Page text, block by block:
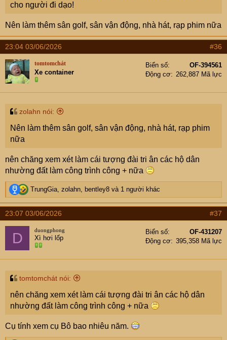
cho người đi dạo!
Nên làm thêm sân golf, sân vận động, nhà hát, rạp phim nữa
23:04 03/06/2026 #36
tomtomchát
Xe container
Biển số
OF-394561
Động cơ
262,887 Mã lực
zolahn nói:
Nên làm thêm sân golf, sân vận động, nhà hát, rạp phim
nữa
nên chăng xem xét làm cái tượng đài tri ân các hộ dân
nhường đất làm công trình công + nữa
R
e
a
c
s
TrungGia, zolahn, bentley8 và 1 người khác
23:07 03/06/2026 #37
D duongphong
Xì hơi lốp
Biển số
OF-431207
Động cơ
395,358 Mã lực
tomtomchát nói:
nên chăng xem xét làm cái tượng đài tri ân các hộ dân
nhường đất làm công trình công + nữa
Cụ tính xem cụ Bô bao nhiêu năm.